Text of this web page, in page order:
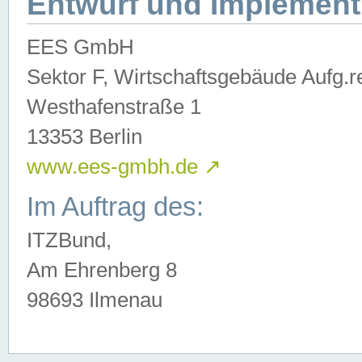
EES GmbH
Sektor F, Wirtschaftsgebäude
Westhafenstraße 1
13353 Berlin
www.ees-gmbh.de ↗
Im Auftrag des:
ITZBund,
Am Ehrenberg 8
98693 Ilmenau